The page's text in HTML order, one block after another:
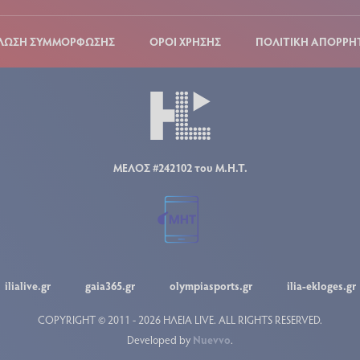
ΣΥΜΜΟΡΦΩΣΗΣ ΟΡΟΙ ΧΡΗΣΗΣ ΠΟΛΙΤΙΚΗ
ΜΕΛΟΣ #242102 του Μ.Η.Τ.
ilialive.gr gaia365.gr olympiasports.gr ilia-ekloges.gr
COPYRIGHT © 2011 - 2026 ΗΛΕΙΑ LIVE. ALL RIGHTS RESERVED.
Developed by Nuevvo.